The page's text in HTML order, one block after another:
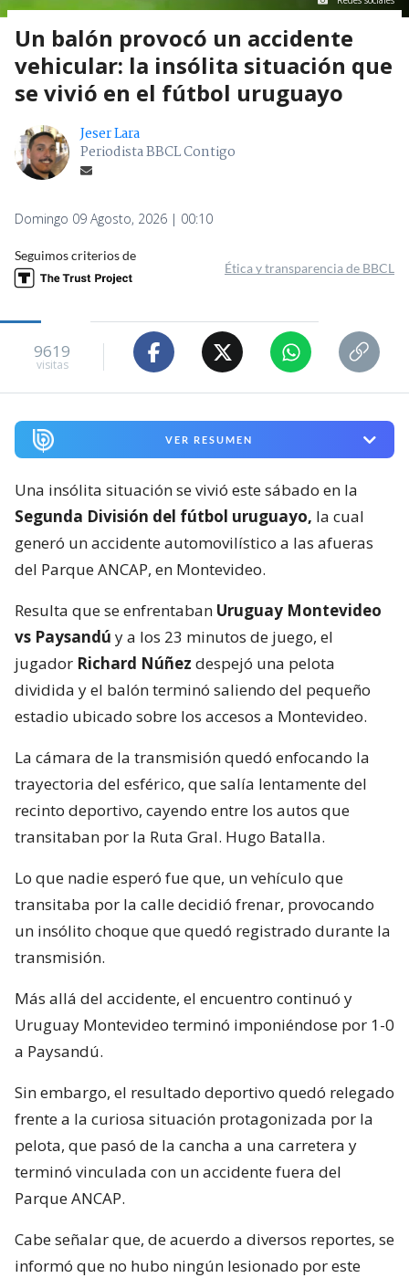
Un balón provocó un accidente
vehicular: la insólita situación que
se vivió en el fútbol uruguayo
Jeser Lara
Periodista BBCL Contigo
Domingo 09 Agosto, 2026 | 00:10
Seguimos criterios de
Ética y transparencia de BBCL
9619
visitas
VER RESUMEN
Una insólita situación se vivió este sábado en la
Segunda División del fútbol uruguayo, la cual
generó un accidente automovilístico a las afueras
del Parque ANCAP, en Montevideo.
Resulta que se enfrentaban Uruguay Montevideo
vs Paysandú y a los 23 minutos de juego, el
jugador Richard Núñez despejó una pelota
dividida y el balón terminó saliendo del pequeño
estadio ubicado sobre los accesos a Montevideo.
La cámara de la transmisión quedó enfocando la
trayectoria del esférico, que salía lentamente del
recinto deportivo, cayendo entre los autos que
transitaban por la Ruta Gral. Hugo Batalla.
Lo que nadie esperó fue que, un vehículo que
transitaba por la calle decidió frenar, provocando
un insólito choque que quedó registrado durante la
transmisión.
Más allá del accidente, el encuentro continuó y
Uruguay Montevideo terminó imponiéndose por 1-0
a Paysandú.
Sin embargo, el resultado deportivo quedó relegado
frente a la curiosa situación protagonizada por la
pelota, que pasó de la cancha a una carretera y
terminó vinculada con un accidente fuera del
Parque ANCAP.
Cabe señalar que, de acuerdo a diversos reportes, se
informó que no hubo ningún lesionado por este